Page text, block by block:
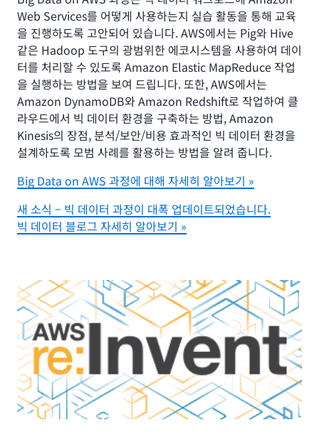
Web Services를 어떻게 사용하는지 실습 활동을 통해 교육
을 진행하도록 고안되어 있습니다. AWS에서는 Pig와 Hive
같은 Hadoop 도구의 광범위한 에코시스템을 사용하여 데이
터를 처리할 수 있도록 Amazon Elastic MapReduce 작업
을 실행하는 방법을 보여 드립니다. 또한, AWS에서는
Amazon DynamoDB와 Amazon Redshift로 작업하여 클
라우드에서 빅 데이터 환경을 구축하는 방법, Amazon
Kinesis의 장점, 분석/보안/비용 효과적인 빅 데이터 환경을
설계하도록 모범 사례를 활용하는 방법을 알려 줍니다.
Big Data on AWS 과정에 대해 자세히 알아보기 »
새 소식 – 빅 데이터 과정이 대폭 업데이트되었습니다.
빅 데이터 블로그 자세히 알아보기 »